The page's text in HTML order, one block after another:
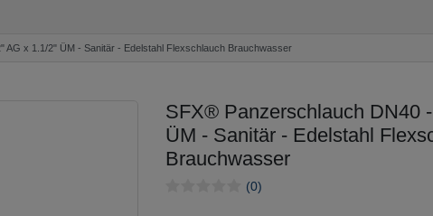
AG x 1.1/2" ÜM - Sanitär - Edelstahl Flexschlauch Brauchwasser
SFX® Panzerschlauch DN40
ÜM - Sanitär - Edelstahl
Brauchwasser
(0)